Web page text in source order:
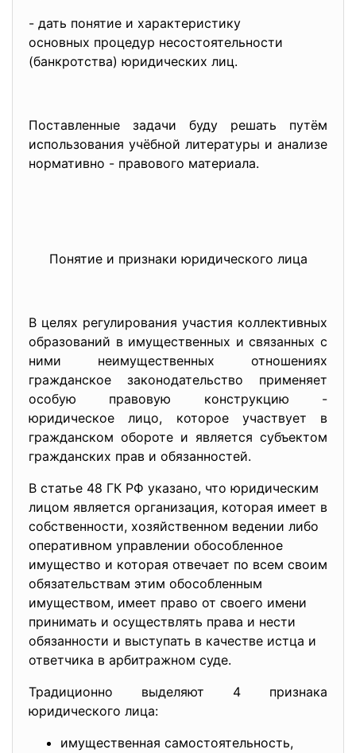
- дать понятие и характеристику
основных процедур несостоятельности
(банкротства) юридических лиц.
Поставленные задачи буду решать путём
использования учёбной литературы и анализе
нормативно - правового материала.
Понятие и признаки юридического лица
В целях регулирования участия коллективных
образований в имущественных и связанных с
ними неимущественных отношениях
гражданское законодательство применяет
особую правовую конструкцию -
юридическое лицо, которое участвует в
гражданском обороте и является субъектом
гражданских прав и обязанностей.
В статье 48 ГК РФ указано, что юридическим
лицом является организация, которая имеет в
собственности, хозяйственном ведении либо
оперативном управлении обособленное
имущество и которая отвечает по всем своим
обязательствам этим обособленным
имуществом, имеет право от своего имени
принимать и осуществлять права и нести
обязанности и выступать в качестве истца и
ответчика в арбитражном суде.
Традиционно выделяют 4 признака
юридического лица:
имущественная самостоятельность,